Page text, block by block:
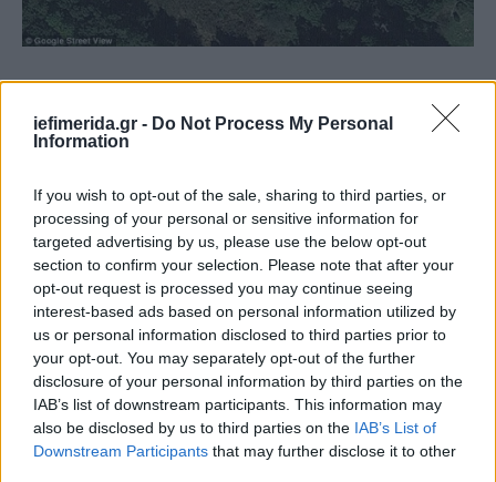
iefimerida.gr - Do Not Process My Personal
Information
If you wish to opt-out of the sale, sharing to third parties, or
processing of your personal or sensitive information for
targeted advertising by us, please use the below opt-out
section to confirm your selection. Please note that after your
opt-out request is processed you may continue seeing
interest-based ads based on personal information utilized by
us or personal information disclosed to third parties prior to
your opt-out. You may separately opt-out of the further
disclosure of your personal information by third parties on the
IAB’s list of downstream participants. This information may
also be disclosed by us to third parties on the IAB’s List of
Downstream Participants that may further disclose it to other
ολόκληρο το σπίτι φλεγόταν», εξήγησε ο
αστυνομικός Στιου Ρίκι διευκρινίζοντας ότι μέχρι
πρόκειται για εγκληματική ενέργεια.